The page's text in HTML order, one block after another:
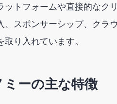
ットフォームや直接的なク
、スポンサーシップ、クラ
り入れています。
ーの主な特徴